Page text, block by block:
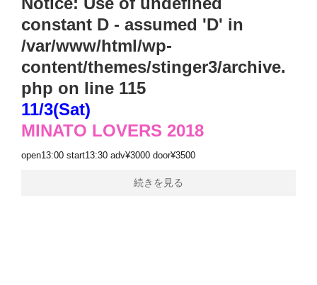
constant D - assumed 'D' in
/var/www/html/wp-
content/themes/stinger3/archive.
php on line 115
11/3(Sat)
MINATO LOVERS 2018
open13:00 start13:30 adv¥3000 door¥3500
続きを見る